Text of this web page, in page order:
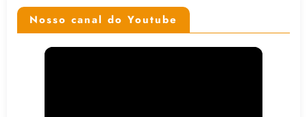
Nosso canal do Youtube